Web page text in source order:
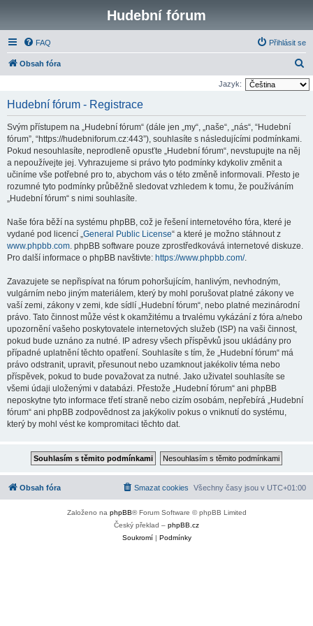
Hudební fórum
FAQ Přihlásit se
Obsah fóra
l
Jazyk:
Hudební fórum - Registrace
Svým přístupem na „Hudební fórum“ (dále jen „my“, „naše“, „nás“, “Hudební
fórum”, “https://hudebniforum.cz:443”), souhlasíte s následujícími podmínkami.
Pokud nesouhlasíte, neprodleně opusťte „Hudební fórum“, nevstupujte na něj
a nepoužívejte jej. Vyhrazujeme si právo tyto podmínky kdykoliv změnit a
učiníme vše potřebné pro to, abychom vás o této změně informovali. Přesto je
rozumné tyto podmínky průběžně sledovat vzhledem k tomu, že používáním
„Hudební fórum“ s nimi souhlasíte.
Naše fóra běží na systému phpBB, což je řešení internetového fóra, které je
vydané pod licencí „General Public License“ a které je možno stáhnout z
www.phpbb.com. phpBB software pouze zprostředkovává internetové diskuze.
Pro další informace o phpBB navštivte: https://www.phpbb.com/.
Zavazujete se nepřispívat na fórum pohoršujícím, hanlivým, nevhodným,
vulgárním nebo jiným materiálem, který by mohl porušovat platné zákony ve
vaší zemi, zákony v zemi, kde sídlí „Hudební fórum“, nebo platné mezinárodní
právo. Tato činnost může vést k okamžitému a trvalému vykázání z fóra a/nebo
upozornění vašeho poskytovatele internetových služeb (ISP) na vaši činnost,
pokud bude uznáno za nutné. IP adresy všech příspěvků jsou ukládány pro
případné uplatnění těchto opatření. Souhlasíte s tím, že „Hudební fórum“ má
právo odstranit, upravit, přesunout nebo uzamknout jakékoliv téma nebo
příspěvek, pokud to bude považovat za nutné. Jako uživatel souhlasíte se
všemi údaji uloženými v databázi. Přestože „Hudební fórum“ ani phpBB
neposkytne tyto informace třetí straně nebo cizím osobám, nepřebírá „Hudební
fórum“ ani phpBB zodpovědnost za jakýkoliv pokus o vniknutí do systému,
který by mohl vést ke kompromitaci těchto dat.
Obsah fóra Všechny časy jsou v UTC+01:00
Smazat cookies
Založeno na phpBB® Forum Software © phpBB Limited
Český překlad – phpBB.cz
Soukromí| Podmínky